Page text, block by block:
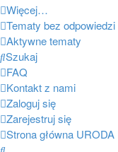
Portal
Facebook
Regulamin
Zapytaj
Kontakt
Więcej…
Tematy bez odpowiedzi
Aktywne tematy
Szukaj
FAQ
Kontakt z nami
Zaloguj się
Zarejestruj się
Strona główna